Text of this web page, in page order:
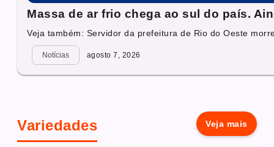
Massa de ar frio chega ao sul do país.
Veja também: Servidor da prefeitura de Rio do Oeste
Notícias agosto 7, 2026
Variedades Veja mais